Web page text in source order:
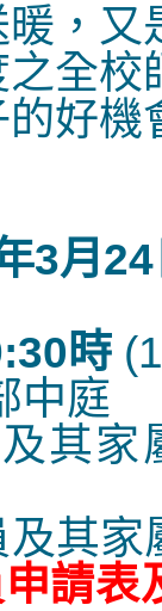
暖，
全
好
3月 24
時
中庭
其家
及其家
請表